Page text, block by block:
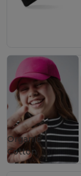
Organic
Cotton